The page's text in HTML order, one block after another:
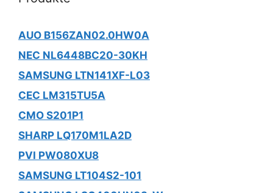
AUO B156ZAN02.0HW0A
NEC NL6448BC20-30KH
SAMSUNG LTN141XF-L03
CEC LM315TU5A
CMO S201P1
SHARP LQ170M1LA2D
PVI PW080XU8
SAMSUNG LT104S2-101